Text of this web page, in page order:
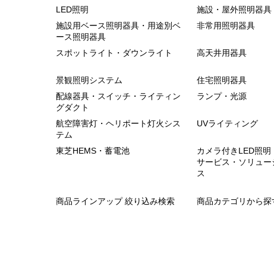
LED照明
施設・屋外照明器具
施設用ベース照明器具・用途別ベ
ース照明器具
非常用照明器具
スポットライト・ダウンライト 高天井用器具
景観照明システム
住宅照明器具
配線器具・スイッチ・ライティン
グダクト
ランプ・光源
航空障害灯・ヘリポート灯火シス
テム
UVライティング
東芝HEMS・蓄電池
カメラ付きLED照明
サービス・ソリュ
ス
商品ラインアップ 絞り込み検索 商品カテゴリから探